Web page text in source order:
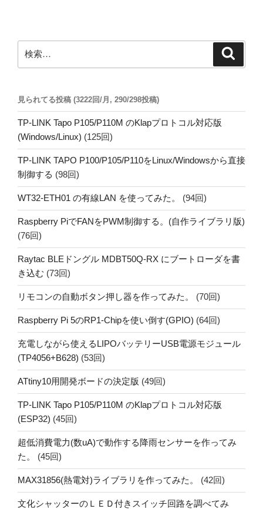
ン
索:
見られてる投稿 (3222回/月, 290/298投稿)
TP-LINK Tapo P105/P110M のKlapプロトコル対応版
(Windows/Linux) (125回)
TP-LINK TAPO P100/P105/P110をLinux/Windowsから直接
制御する (98回)
WT32-ETH01 の有線LAN を使ってみた。 (94回)
Raspberry PiでFANをPWM制御する。(自作ライブラリ版)
(76回)
Raytac BLEドングル MDBT50Q-RX にブートローダを書
き込む (73回)
リモコンの自動ボタン押し器を作ってみた。 (70回)
Raspberry Pi 5のRP1-Chipを使い倒す(GPIO) (64回)
充電しながら使えるLIPOバッテリーUSB電源モジュール
(TP4056+B628) (53回)
ATtiny10用開発ボードの決定版 (49回)
TP-LINK Tapo P105/P110M のKlapプロトコル対応版
(ESP32) (45回)
超低消費電力(数uA)で動作する降雨センサーを作ってみ
た。
(45回)
MAX31856(熱電対)ライブラリを作ってみた。 (42回)
文化シャッターのＬＥＤ付きスイッチ回路を調べてみ